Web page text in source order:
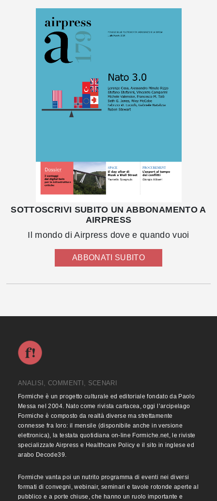
SOTTOSCRIVI SUBITO UN ABBONAMENTO A
AIRPRESS
Il mondo di Airpress dove e quando vuoi
ABBONATI SUBITO
ANALISI, COMMENTI, SCENARI
Formiche è un progetto culturale ed editoriale fondato da Paolo
Messa nel 2004. Nato come rivista cartacea, oggi l’arcipelago
Formiche è composto da realtà diverse ma strettamente
connesse fra loro: il mensile (disponibile anche in versione
elettronica), la testata quotidiana on-line Formiche.net, le riviste
specializzate Airpress e Healthcare Policy e il sito in inglese ed
arabo Decode39.
Formiche vanta poi un nutrito programma di eventi nei diversi
formati di convegni, webinair, seminari e tavole rotonde aperte al
pubblico e a porte chiuse, che hanno un ruolo importante e